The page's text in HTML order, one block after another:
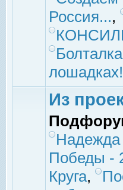
Россия...,
Болталка
лошадках!
Из
Надежда
Победы -
Круга,